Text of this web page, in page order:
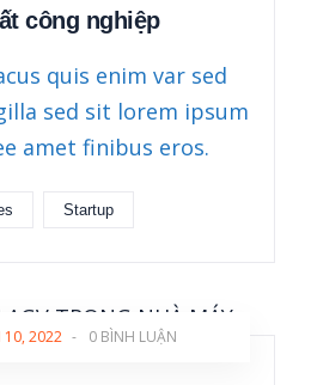
công nghiệp
quis enim var sed
sed sit lorem ipsum
amet finibus eros.
Startup
10, 2022 - 0 BÌNH LUẬN